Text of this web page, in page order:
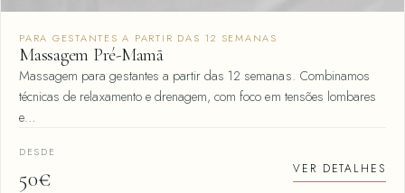
PARA GESTANTES A PARTIR DAS 12 SEMANAS
Massagem Pré-Mamã
Massagem para gestantes a partir das 12 semanas. Combinamos
técnicas de relaxamento e drenagem, com foco em tensões lombares
e…
DESDE
50€ VER DETALHES